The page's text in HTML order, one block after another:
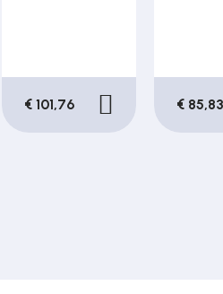
€ 101,76 € 85,83